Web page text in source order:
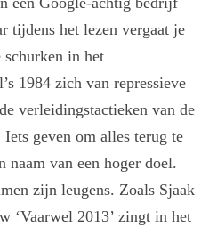
tijdens het lezen vergaat je
schurken in het
1984 zich van repressieve
verleidingstactieken van de
geven om alles terug te
van een hoger doel.
zijn leugens. Zoals Sjaak
‘Vaarwel 2013’ zingt in het